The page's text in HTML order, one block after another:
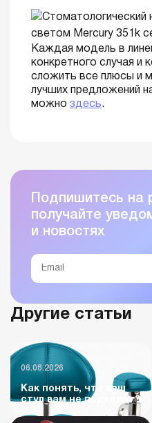
Каждая модель в
конкретного случая и
сложить все плюсы и
лучших предложений
можно здесь.
Подпишитесь на
получайте
и новостях
Другие статьи
06.08.2026
Как понять, что ваш
стул вам не подходит?